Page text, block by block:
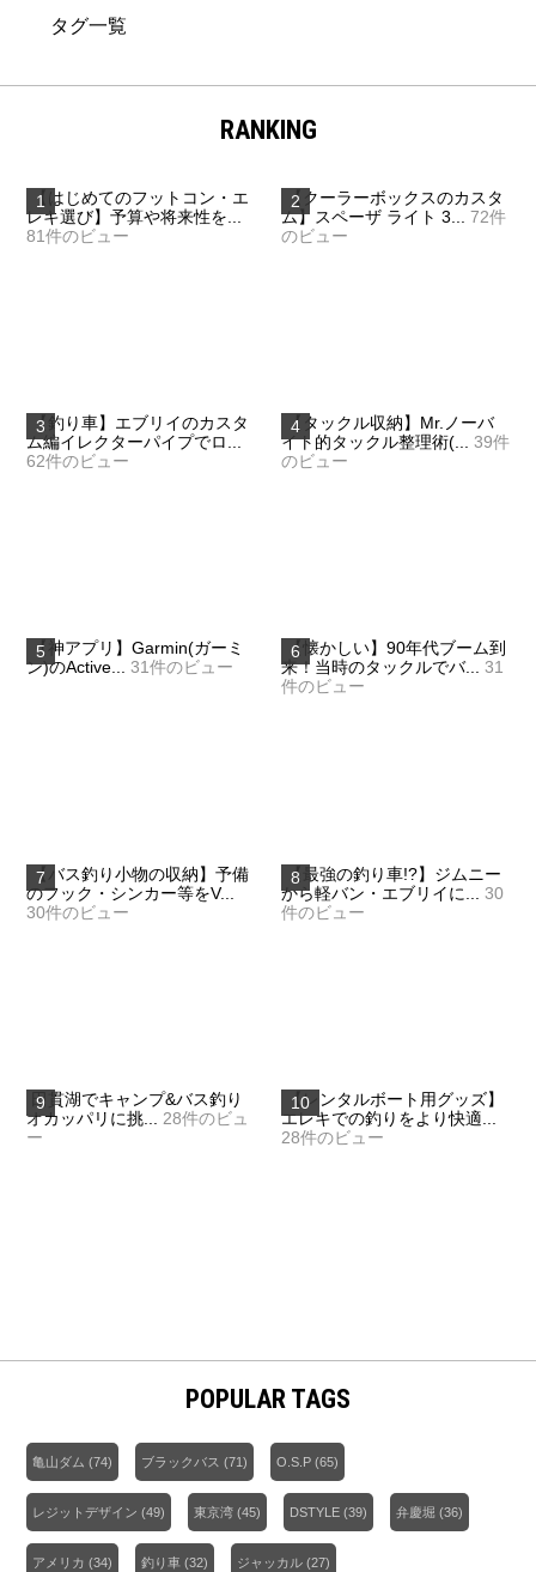
タグ一覧
RANKING
【はじめてのフットコン・エ
レキ選び】予算や将来性を...
81件のビュー
【クーラーボックスのカスタ
ム】スペーザ ライト 3...
72件
のビュー
【釣り車】エブリイのカスタ
ム編イレクターパイプでロ...
62件のビュー
【タックル収納】Mr.ノーバ
イト的タックル整理術(...
39件
のビュー
【神アプリ】Garmin(ガーミ
ン)のActive... 31件のビュー
【懐かしい】90年代ブーム到
来！当時のタックルでバ... 31
件のビュー
【バス釣り小物の収納】予備
のフック・シンカー等をV...
30件のビュー
【最強の釣り車!?】ジムニー
から軽バン・エブリイに...
30
件のビュー
田貫湖でキャンプ&バス釣り
オカッパリに挑...
28件のビュ
ー
【レンタルボート用グッズ】
エレキでの釣りをより快適...
28件のビュー
POPULAR TAGS
亀山ダム (74) ブラックバス (71) O.S.P (65)
レジットデザイン (49) 東京湾 (45) DSTYLE (39) 弁慶堀 (36)
アメリカ (34) 釣り車 (32) ジャッカル (27)